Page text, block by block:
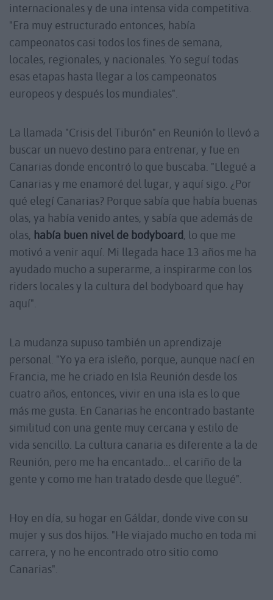
internacionales y de una intensa vida competitiva.
"Era muy estructurado entonces, había
campeonatos casi todos los fines de semana,
locales, regionales, y nacionales. Yo seguí todas
esas etapas hasta llegar a los campeonatos
europeos y después los mundiales".
La llamada "Crisis del Tiburón" en Reunión lo llevó a
buscar un nuevo destino para entrenar, y fue en
Canarias donde encontró lo que buscaba. "Llegué a
Canarias y me enamoré del lugar, y aquí sigo. ¿Por
qué elegí Canarias? Porque sabía que había buenas
olas, ya había venido antes, y sabía que además de
olas, había buen nivel de bodyboard, lo que me
motivó a venir aquí. Mi llegada hace 13 años me ha
ayudado mucho a superarme, a inspirarme con los
riders locales y la cultura del bodyboard que hay
aquí".
La mudanza supuso también un aprendizaje
personal. "Yo ya era isleño, porque, aunque nací en
Francia, me he criado en Isla Reunión desde los
cuatro años, entonces, vivir en una isla es lo que
más me gusta. En Canarias he encontrado bastante
similitud con una gente muy cercana y estilo de
vida sencillo. La cultura canaria es diferente a la de
Reunión, pero me ha encantado... el cariño de la
gente y como me han tratado desde que llegué".
Hoy en día, su hogar en Gáldar, donde vive con su
mujer y sus dos hijos. "He viajado mucho en toda mi
carrera, y no he encontrado otro sitio como
Canarias".